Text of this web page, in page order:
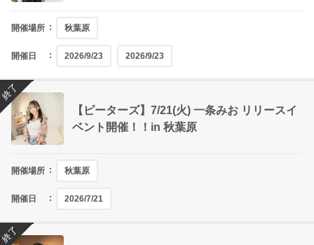
開催場所 秋葉原
開催日 2026/9/23 2026/9/23
【ピーターズ】7/21(火) 一条みお リリースイ
ベント開催！！in 秋葉原
開催場所 秋葉原
開催日 2026/7/21
終了
終了